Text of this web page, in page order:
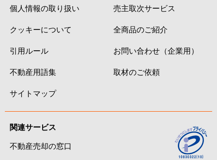
個人情報の取り扱い
クッキーについて
引用ルール
不動産用語集
サイトマップ
売主取次サービス
全商品のご紹介
お問い合わせ（企業用）
取材のご依頼
関連サービス
不動産売却の窓口